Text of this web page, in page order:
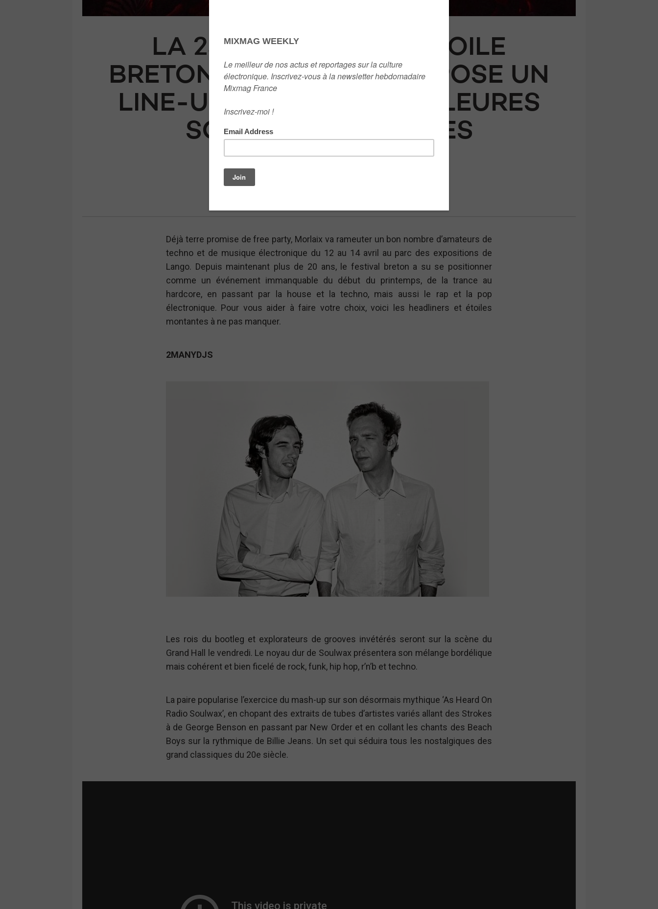
LA 23E ÉDITION DE L’ÉTOILE
BRETONNE PANORAMAS POSE UN
LINE-UP DIGNE DES MEILLEURES
SOIRÉES BERLINOISES
Un guide des performances à ne pas manquer
Déjà terre promise de free party, Morlaix va rameuter un bon nombre d’amateurs de
techno et de musique électronique du 12 au 14 avril au parc des expositions de
Lango. Depuis maintenant plus de 20 ans, le festival breton a su se positionner
comme un événement immanquable du début du printemps, de la trance au
hardcore, en passant par la house et la techno, mais aussi le rap et la pop
électronique. Pour vous aider à faire votre choix, voici les headliners et étoiles
Les rois du bootleg et explorateurs de grooves invétérés seront sur la scène du
Grand Hall le vendredi. Le noyau dur de Soulwax présentera son mélange bordélique
La paire popularise l’exercice du mash-up sur son désormais mythique ‘As Heard On
Radio Soulwax’, en chopant des extraits de tubes d’artistes variés allant des Strokes
à de George Benson en passant par New Order et en collant les chants des Beach
Boys sur la rythmique de Billie Jeans. Un set qui séduira tous les nostalgiques des